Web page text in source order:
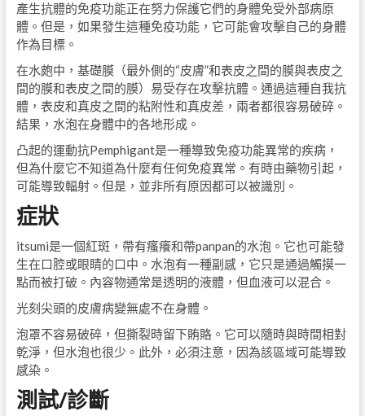
產生抗體的免疫功能正在努力保護它們的身體免受外部病原
體。但是，如果發生這種免疫功能，它可能會攻擊自己的身體
作為目標。
在水皰中，基礎膜（最外側的“皮膚”和表皮之間的膜與表皮之
間的膜和表皮之間的膜）易受存在攻擊抗體。通過這種自我抗
體，表皮和真皮之間的粘附性和真皮差，兩者都很容易破碎。
結果，水泡在身體中的各地形成。
凸起的運動抗Pemphigant是一種導致免疫功能異常的疾病，
但為什麼它不知道為什麼有任何免疫異常。有時由藥物引起，
可能導致輻射。但是，並非所有原因都可以被識別。
症狀
itsumi是一個紅斑，帶有瘙癢和帶panpan的水泡。它也可能發
生在口腔或眼睛的口中。水泡有一種副感，它只是通過觸摸一
點而被打破。內容物通常是透明的液體，但血液可以混合。
光刻尖頭的皮膚病變無處不在身體。
泡罩不容易破碎，但撕裂時留下賄賂。它可以隨時與時間相對
乾淨，但水泡也很少。此外，必須注意，因為該區域可能導致
感染。
測試/診斷